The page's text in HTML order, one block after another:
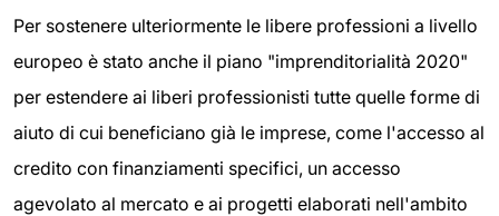
Per sostenere ulteriormente le libere professioni a livello
europeo è stato anche il piano "imprenditorialità 2020"
per estendere ai liberi professionisti tutte quelle forme di
aiuto di cui beneficiano già le imprese, come l'accesso al
credito con finanziamenti specifici, un accesso
agevolato al mercato e ai progetti elaborati nell'ambito